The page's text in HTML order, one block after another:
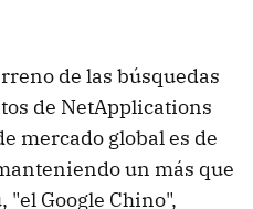
de las búsquedas
de NetApplications
mercado global es de
un más que
"el Google Chino",